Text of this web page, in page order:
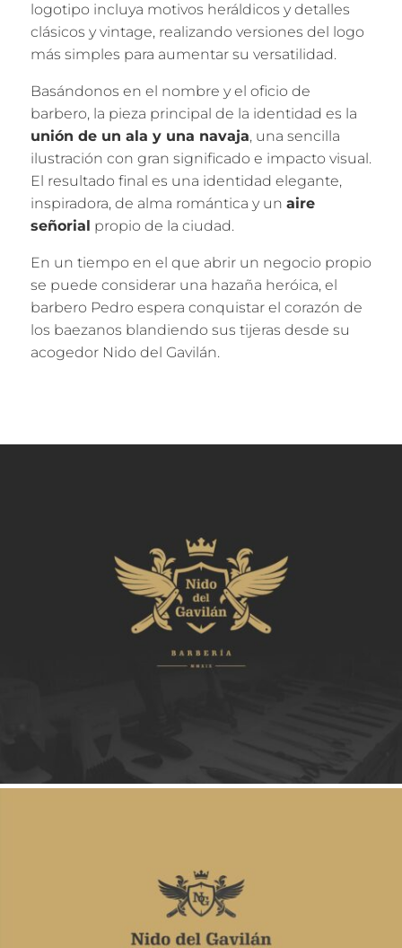
logotipo incluya motivos heráldicos y detalles
clásicos y vintage, realizando versiones del logo
más simples para aumentar su versatilidad.
Basándonos en el nombre y el oficio de
barbero, la pieza principal de la identidad es la
unión de un ala y una navaja, una sencilla
ilustración con gran significado e impacto visual.
El resultado final es una identidad elegante,
inspiradora, de alma romántica y un aire
señorial propio de la ciudad.
En un tiempo en el que abrir un negocio propio
se puede considerar una hazaña heróica, el
barbero Pedro espera conquistar el corazón de
los baezanos blandiendo sus tijeras desde su
acogedor Nido del Gavilán.